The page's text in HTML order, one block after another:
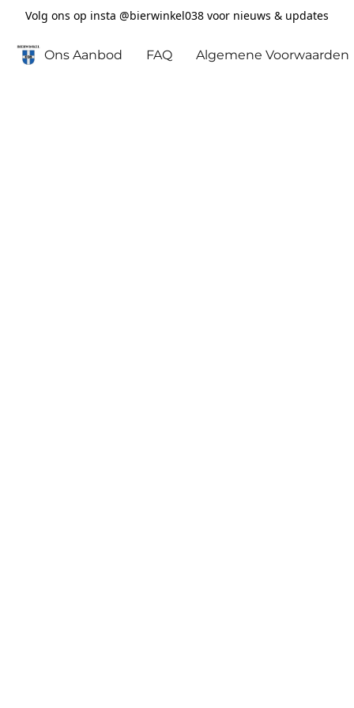
Volg ons op insta @bierwinkel038 voor nieuws & updates
Ons Aanbod FAQ Algemene Voorwaarden